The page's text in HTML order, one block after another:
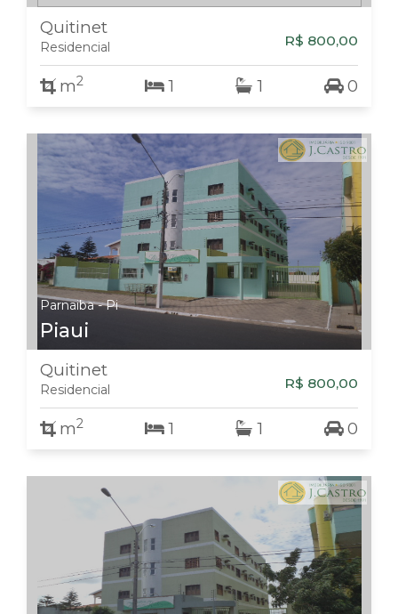
Quitinet
Residencial R$ 800,00
m2 1 1 0
Parnaiba - Pi
Piaui
Quitinet
Residencial R$ 800,00
m2 1 1 0